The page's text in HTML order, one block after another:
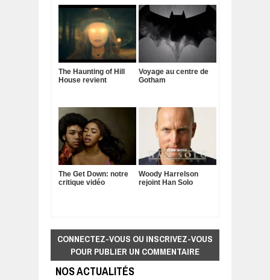
The Haunting of Hill
House revient
Voyage au centre de
Gotham
The Get Down: notre
critique vidéo
Woody Harrelson
rejoint Han Solo
CONNECTEZ-VOUS OU INSCRIVEZ-VOUS
POUR PUBLIER UN COMMENTAIRE
NOS ACTUALITÉS